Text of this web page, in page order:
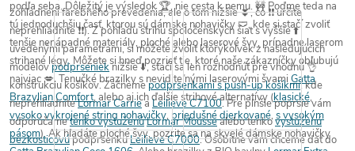
podľa seba.Dôležitý je výsledok 🏆, nie cesta k nemu. 🚧 Poďme teda na
tú jednoduchšiu časť, ktorou súdámske nohavičky 🩲, kde si stačí zvoliť
tenšie nenápadné materiály, plochéalebolaserové švy, prípadnelaserom
strihané légy. Môžete si hneď pozrieť tie, ktoré našezákazníčky obľubujú
najviac 💋. Tenučké brazilkys neviditeľnými laserovými švami Gatta
Brazylian Comfort, alebo aj ich ďalšie strihové alternatívy (klasické,
vysoko vykrojené string nohavičky, priedušné dierkované, s vysokým
pásom). Ak hľadáteploché švy, pozrite sa na skvelé dámske nohavičky
zohľadnení farebného prevedenia, ale o tomnižšie⏬, čo ❗❗určite
neprehliadnite ❗❗).Z pohľadu strihuspoločenskýchšiatsvyššie⬆️
uvedenými parametrami, si môžete zvoliťktorýkoľvek z nasledujúcich
modelovpodprsenieknižšie ⬇️, stačí sa len rozhodnúť pre vhodnú 👌
konštrukciu košíkov. Začnemepodprsenkami s push-up košíkmi, kde
neprehliadniteLormar CarrieaLeilieve C7100. Preplnšie poprsievám
odporúčametenko vystuženúLormar Moussealebo tenkovystuženú
bezkosticovúpodprsenkuLeilieve C7000. Osobitne vám chceme daťdo